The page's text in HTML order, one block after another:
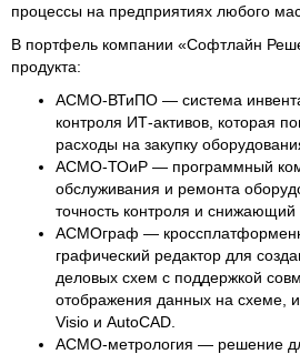
процессы на предприятиях любого
В портфель компании «Софтлайн
продукта:
АСМО-ВТиПО — система
контроля ИТ-активов, которая
расходы на закупку
АСМО-ТОиР — программный
обслуживания и ремонта
точность контроля и снижающий
АСМОграф —
графический редактор для
деловых схем с поддержкой
отображения данных на схеме,
Visio и AutoCAD.
АСМО-метрология — решение